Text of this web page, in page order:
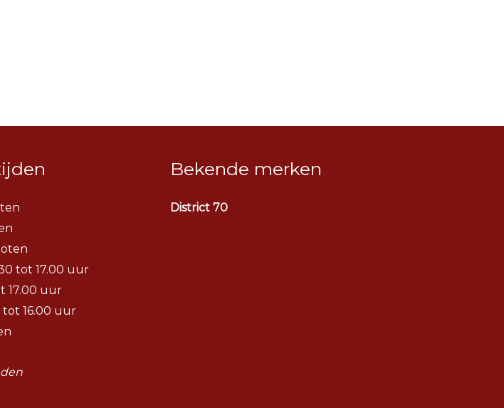
tot 17.00 uur
17.00 uur
tot 16.00 uur
Bekende merken
District 70